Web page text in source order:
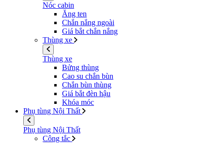
Nóc cabin
Ăng ten
Chắn nắng ngoài
Giá bắt chắn nắng
Thùng xe
Thùng xe
Bửng thùng
Cao su chắn bùn
Chắn bùn thùng
Giá bắt đèn hậu
Khóa móc
Phụ tùng Nội Thất
Phụ tùng Nội Thất
Công tắc